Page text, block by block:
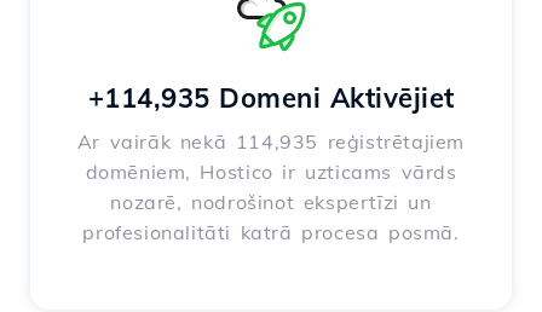
+114,935 Domeni Aktivējiet
Ar vairāk nekā 114,935 reģistrētajiem
domēniem, Hostico ir uzticams vārds
nozarē, nodrošinot ekspertīzi un
profesionalitāti katrā procesa posmā.